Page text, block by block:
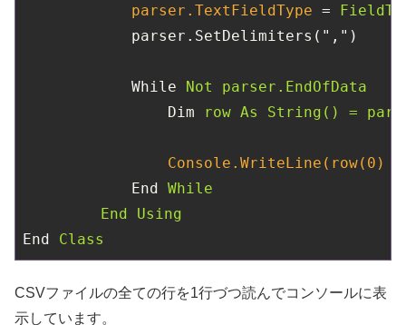
parser.TextFieldType =
parser.SetDelimiters(",")
While
Not parser.EndOfData
Dim
row As String() =
Console.WriteLine(row(0)
End While
End Using
End
Class
CSVファイルの全ての行を1行づつ読んでコンソールに表
示しています。